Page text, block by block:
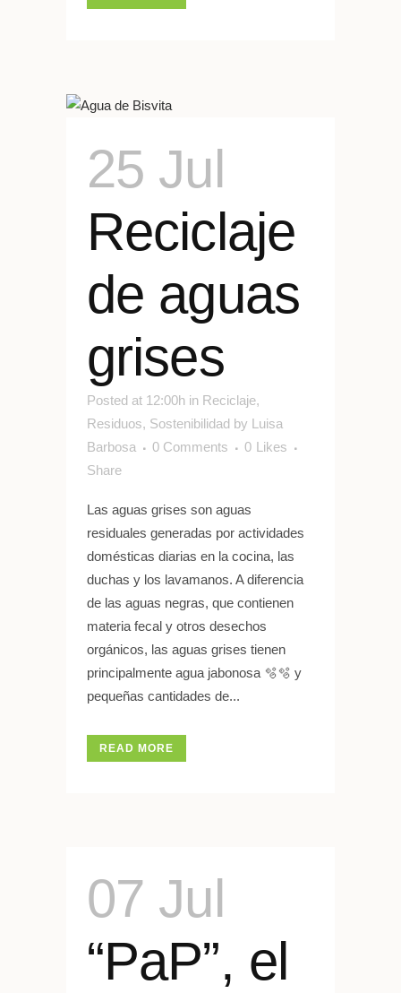
25 Jul
Reciclaje
de aguas
grises
Posted at 12:00h in Reciclaje,
Residuos, Sostenibilidad by Luisa
Barbosa
0 Comments 0 Likes
Share
Las aguas grises son aguas
residuales generadas por actividades
domésticas diarias en la cocina, las
duchas y los lavamanos. A diferencia
de las aguas negras, que contienen
materia fecal y otros desechos
orgánicos, las aguas grises tienen
principalmente agua jabonosa 🫧🫧 y
pequeñas cantidades de...
READ MORE
07 Jul
“PaP”, el